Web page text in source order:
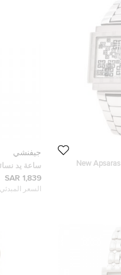
ساعة يد نسائية جيفنشي New Apsaras
جيفنشي
ساعة يد
ستيل سوداء 22 مم
1,839 SAR
السعر